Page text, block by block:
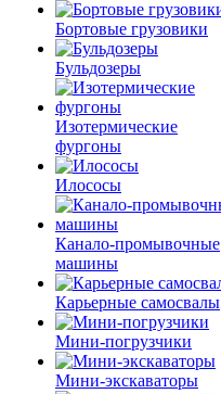
Бортовые грузовики
Бульдозеры
Изотермические
фургоны
Илососы
Канало-промывочные
машины
Карьерные самосвалы
Мини-погрузчики
Мини-экскаваторы